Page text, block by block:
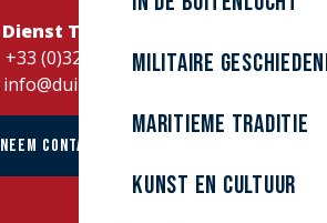
Militaire
Maritieme traditie
kunst en cultuur
Dienst Toerisme
+33 (0)328262728
info@duinkerke.fr
NEEM CONTACT OP MET